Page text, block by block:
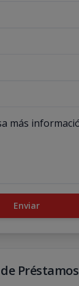
Enviar
Préstamos